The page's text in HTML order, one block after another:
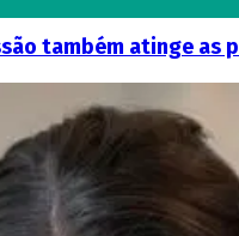
também atinge